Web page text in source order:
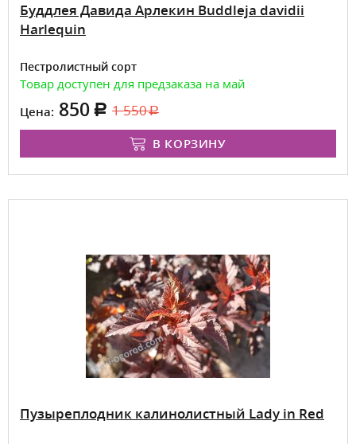
Буддлея Давида Арлекин Buddleja davidii
Harlequin
Пестролистный сорт
Товар доступен для предзаказа на май
Цена: 850 1 550
В КОРЗИНУ
Пузыреплодник калинолистный Lady in Red